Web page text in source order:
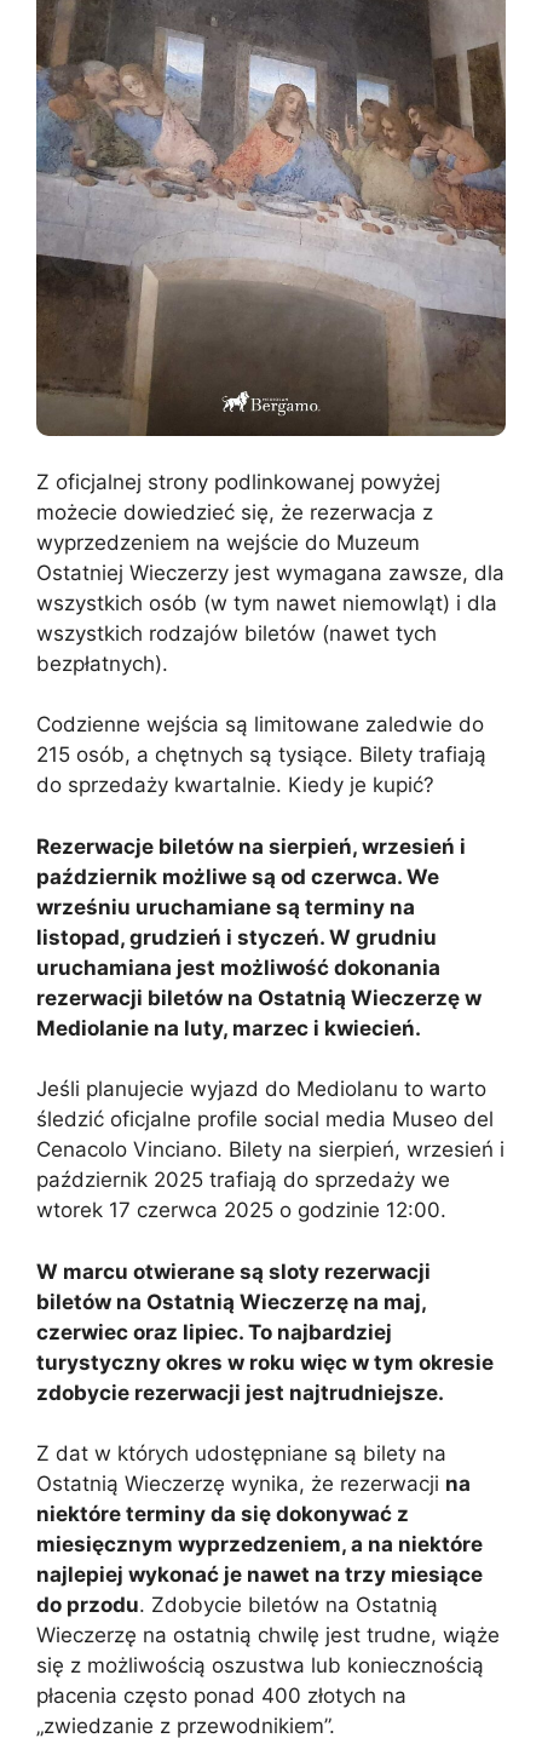
Z oficjalnej strony podlinkowanej powyżej
możecie dowiedzieć się, że rezerwacja z
wyprzedzeniem na wejście do Muzeum
Ostatniej Wieczerzy jest wymagana zawsze, dla
wszystkich osób (w tym nawet niemowląt) i dla
wszystkich rodzajów biletów (nawet tych
bezpłatnych).
Codzienne wejścia są limitowane zaledwie do
215 osób, a chętnych są tysiące. Bilety trafiają
do sprzedaży kwartalnie. Kiedy je kupić?
Rezerwacje biletów na sierpień, wrzesień i
październik możliwe są od czerwca. We
wrześniu uruchamiane są terminy na
listopad, grudzień i styczeń. W grudniu
uruchamiana jest możliwość dokonania
rezerwacji biletów na Ostatnią Wieczerzę w
Mediolanie na luty, marzec i kwiecień.
Jeśli planujecie wyjazd do Mediolanu to warto
śledzić oficjalne profile social media Museo del
Cenacolo Vinciano. Bilety na sierpień, wrzesień i
październik 2025 trafiają do sprzedaży we
wtorek 17 czerwca 2025 o godzinie 12:00.
W marcu otwierane są sloty rezerwacji
biletów na Ostatnią Wieczerzę na maj,
czerwiec oraz lipiec. To najbardziej
turystyczny okres w roku więc w tym okresie
zdobycie rezerwacji jest najtrudniejsze.
Z dat w których udostępniane są bilety na
Ostatnią Wieczerzę wynika, że rezerwacji na
niektóre terminy da się dokonywać z
miesięcznym wyprzedzeniem, a na niektóre
najlepiej wykonać je nawet na trzy miesiące
do przodu. Zdobycie biletów na Ostatnią
Wieczerzę na ostatnią chwilę jest trudne, wiąże
się z możliwością oszustwa lub koniecznością
płacenia często ponad 400 złotych na
„zwiedzanie z przewodnikiem”.